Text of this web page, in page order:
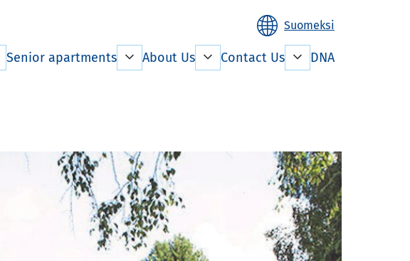
Suomeksi
Senior apartments
Pricelist
House Rules
Exceptional
About Us Contact Us DNA